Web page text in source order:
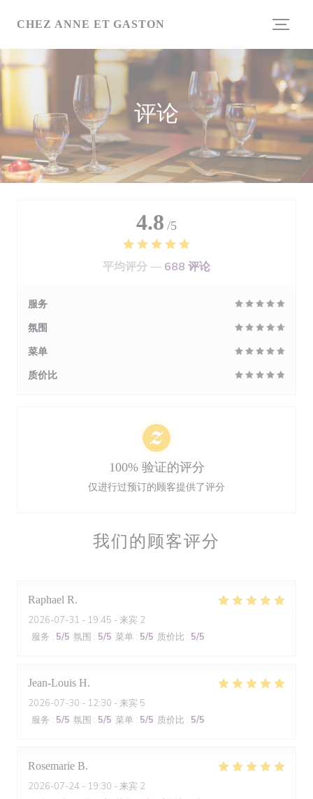
CHEZ ANNE ET GASTON
评论
我们的顾客评分
Raphael R
2026-07-31 - 19:45 - 来宾 2
服务 : 5/5 氛围 : 5/5 菜单 : 5/5 质价比 : 5/5
Jean-Louis H
2026-07-30 - 12:30 - 来宾 5
服务 : 5/5 氛围 : 5/5 菜单 : 5/5 质价比 : 5/5
Rosemarie B
2026-07-24 - 19:30 - 来宾 2
4.8 /5
平均评分 — 688 评论
服务
氛围
菜单
质价比
100% 验证的评分
仅进行过预订的顾客提供了评分